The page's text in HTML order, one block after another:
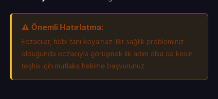
⚠️ Önemli Hatırlatma:
Eczacılar, tıbbi tanı koyamaz. Bir sağlık probleminiz
olduğunda eczacıyla görüşmek ilk adım olsa da kesin
teşhis için mutlaka hekime başvurunuz.